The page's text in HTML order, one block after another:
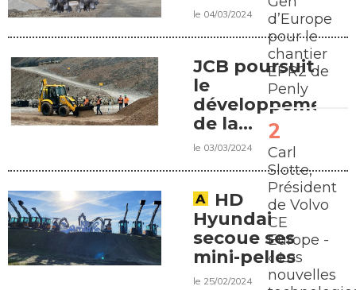
le 04/03/2024
JCB poursuit
le
développement
de la
chargeuse
pelleteuse
le 03/03/2024
HD
Hyundai
secoue ses
mini-pelles
le 25/02/2024
d’Europe
pour le
chantier
EPR2 de
Penly
Carl
Slotte,
Président
de Volvo
CE
Europe -
« Les
nouvelles